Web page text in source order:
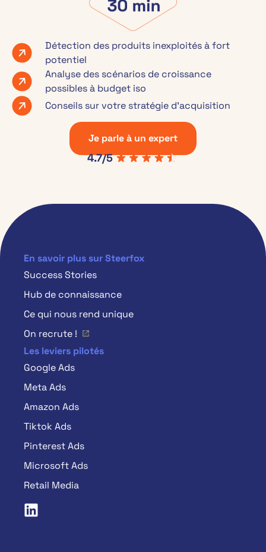
Détection des produits inexploités à fort
potentiel
Analyse des scénarios de croissance
possibles à budget iso
Conseils sur votre stratégie d’acquisition
Je parle à un expert
4.7/5
En savoir plus sur Steerfox
Success Stories
Hub de connaissance
Ce qui nous rend unique
On recrute !
Les leviers pilotés
Google Ads
Meta Ads
Amazon Ads
Tiktok Ads
Pinterest Ads
Microsoft Ads
Retail Media